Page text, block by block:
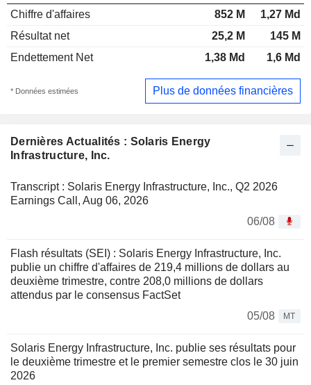
Dernières Actualités : Solaris Energy
Infrastructure, Inc.
Transcript : Solaris Energy Infrastructure, Inc., Q2 2026
Earnings Call, Aug 06, 2026
06/08
Flash résultats (SEI) : Solaris Energy Infrastructure, Inc.
publie un chiffre d'affaires de 219,4 millions de dollars au
deuxième trimestre, contre 208,0 millions de dollars
attendus par le consensus FactSet
05/08
MT
Solaris Energy Infrastructure, Inc. publie ses résultats pour
le deuxième trimestre et le premier semestre clos le 30 juin
2026
Chiffre d'affaires
852 M
1,27 Md
Résultat net
25,2 M
145 M
Endettement Net
1,38 Md 1,6 Md
* Données estimées Plus de données financières